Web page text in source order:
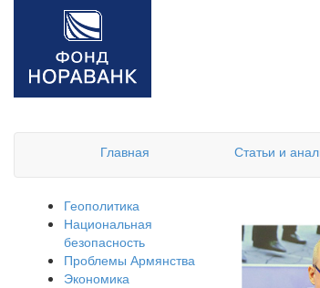
Главная
Статьи и
Геополитика
Национальная
безопасность
Проблемы Армянства
Экономика